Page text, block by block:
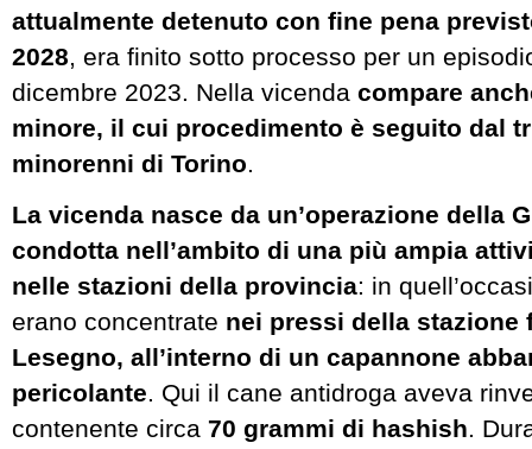
attualmente detenuto con fine pena
2028 , era finito sotto processo per un
dicembre 2023. Nella vicenda compare
minore, il cui procedimento è seguito dal
minorenni di Torino
La vicenda nasce da un’operazione della
condotta nell’ambito di una più ampia
nelle stazioni della provincia: in
erano concentrate nei pressi della stazione
Lesegno, all’interno di un capannone
pericolante. Qui il cane antidroga aveva
contenente circa 70 grammi di hashish.